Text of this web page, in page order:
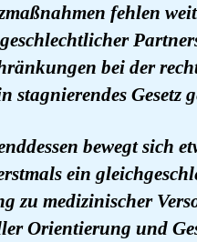
fehlen
bei der
stagnierendes Gesetz
bewegt sich
ein
zu medizinischer
Orientierung und